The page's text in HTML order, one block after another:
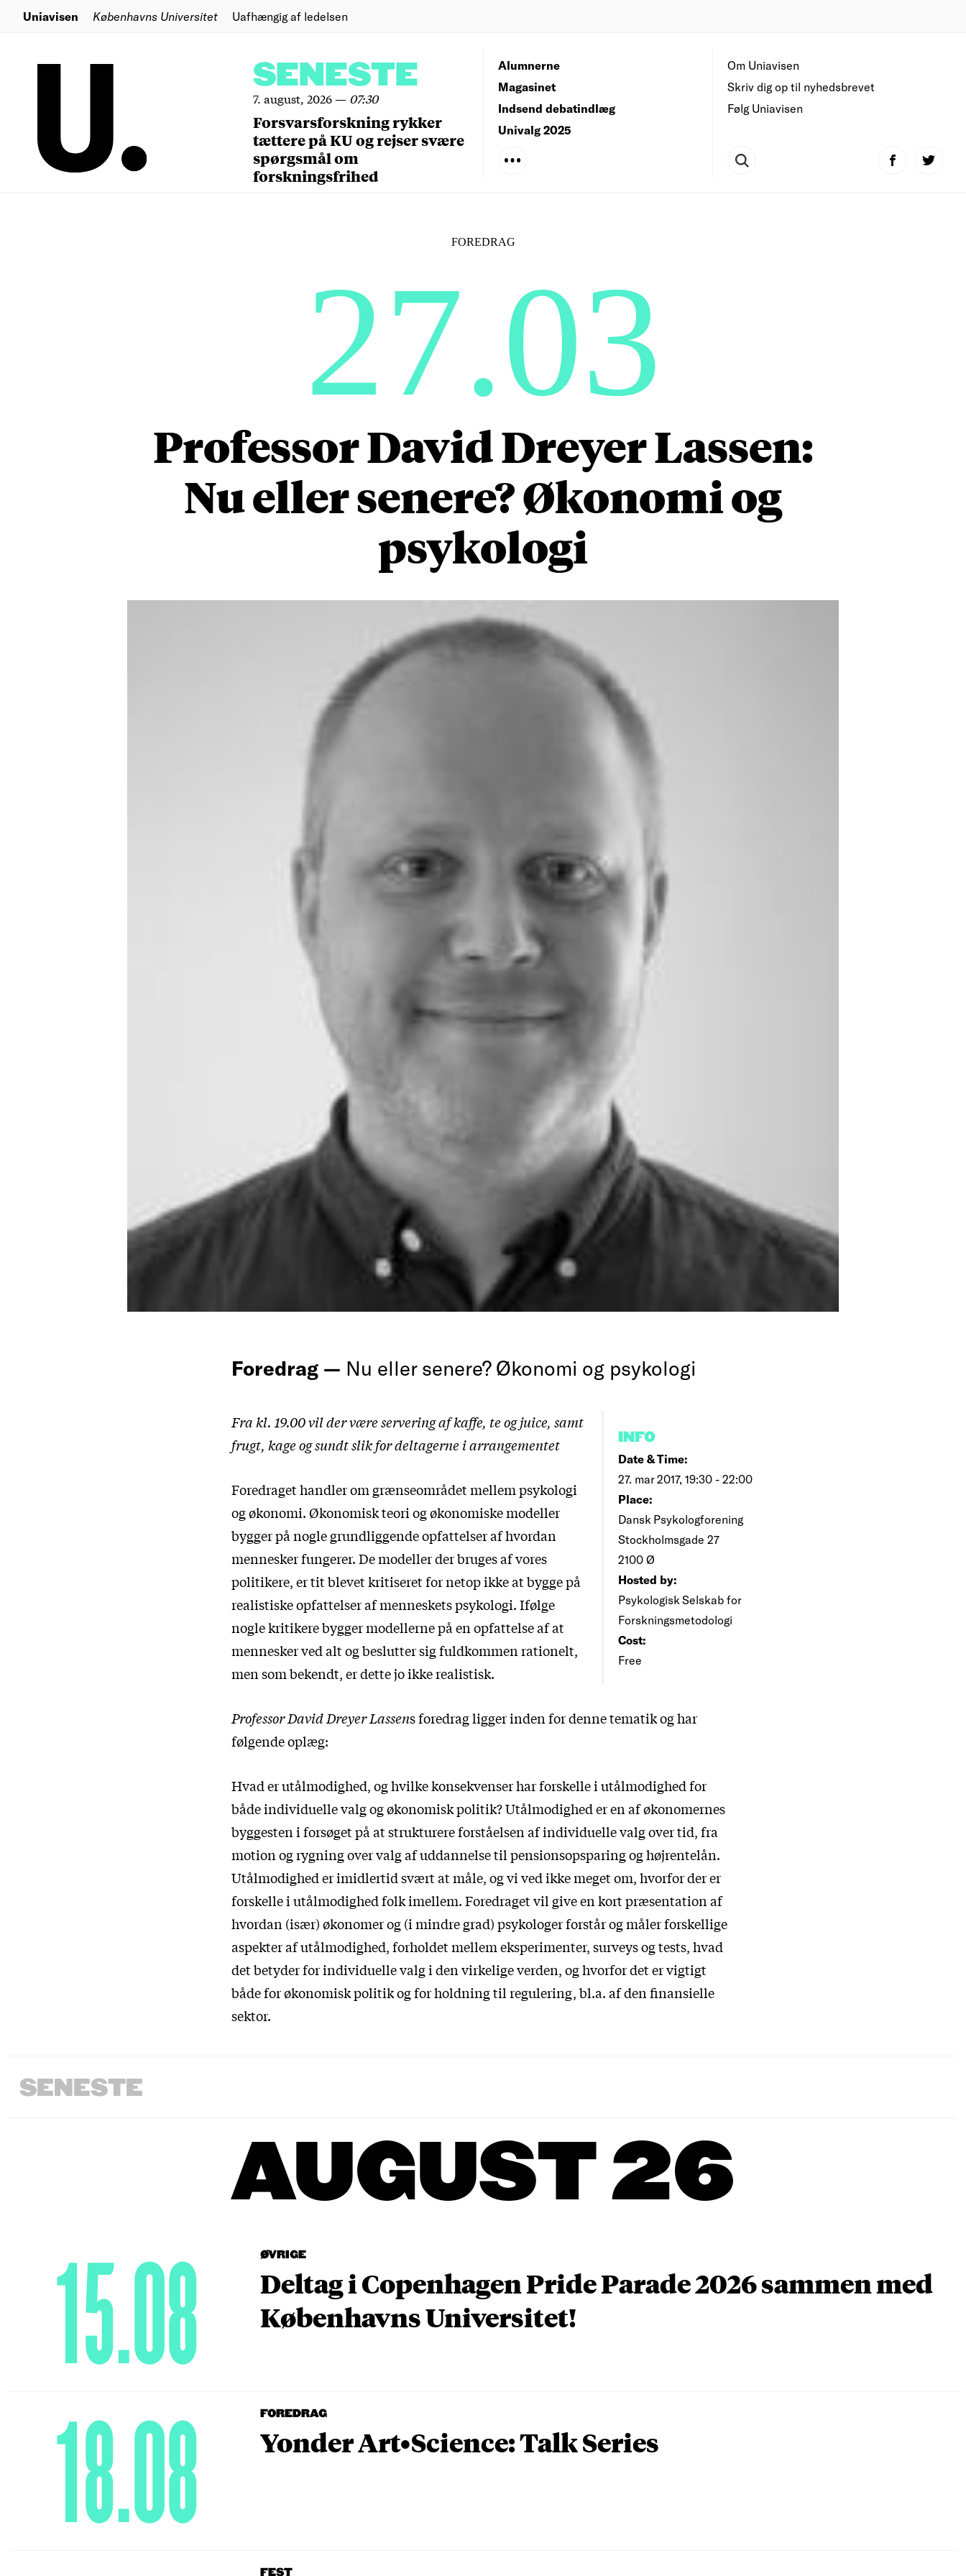
Uniavisen Københavns Universitet Uafhængig af ledelsen
SENESTE
7. august, 2026— 07:30
Forsvarsforskning rykker
tættere på KU og rejser svære
spørgsmål om
forskningsfrihed
Om Uniavisen
Skriv dig op til nyhedsbrevet
Følg Uniavisen
Alumnerne
Magasinet
Indsend debatindlæg
Univalg 2025
FOREDRAG
27.03
Professor David Dreyer Lassen:
Nu eller senere? Økonomi og
psykologi
Foredrag — Nu eller senere? Økonomi og psykologi
INFO
Date & Time:
27. mar 2017, 19:30 - 22:00
Place:
Dansk Psykologforening
Stockholmsgade 27
2100 Ø
Hosted by:
Psykologisk Selskab for
Forskningsmetodologi
Cost:
Free
Fra kl. 19.00 vil der være servering af kaffe, te og juice, samt
frugt, kage og sundt slik for deltagerne i arrangementet
Foredraget handler om grænseområdet mellem psykologi
og økonomi. Økonomisk teori og økonomiske modeller
bygger på nogle grundliggende opfattelser af hvordan
mennesker fungerer. De modeller der bruges af vores
politikere, er tit blevet kritiseret for netop ikke at bygge på
realistiske opfattelser af menneskets psykologi. Ifølge
nogle kritikere bygger modellerne på en opfattelse af at
mennesker ved alt og beslutter sig fuldkommen rationelt,
men som bekendt, er dette jo ikke realistisk.
Professor David Dreyer Lassens foredrag ligger inden for denne tematik og har
følgende oplæg:
Hvad er utålmodighed, og hvilke konsekvenser har forskelle i utålmodighed for
både individuelle valg og økonomisk politik? Utålmodighed er en af økonomernes
byggesten i forsøget på at strukturere forståelsen af individuelle valg over tid, fra
motion og rygning over valg af uddannelse til pensionsopsparing og højrentelån.
Utålmodighed er imidlertid svært at måle, og vi ved ikke meget om, hvorfor der er
forskelle i utålmodighed folk imellem. Foredraget vil give en kort præsentation af
hvordan (især) økonomer og (i mindre grad) psykologer forstår og måler forskellige
aspekter af utålmodighed, forholdet mellem eksperimenter, surveys og tests, hvad
det betyder for individuelle valg i den virkelige verden, og hvorfor det er vigtigt
både for økonomisk politik og for holdning til regulering, bl.a. af den finansielle
sektor.
SENESTE
AUGUST 26
ØVRIGE
Deltag i Copenhagen Pride Parade 2026 sammen med
Københavns Universitet!
15.08
FOREDRAG
Yonder Art•Science: Talk Series
18.08
FEST